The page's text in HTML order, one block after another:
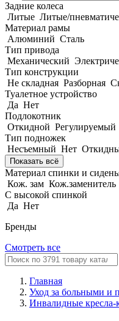
Задние колеса
Литые Литые/
Материал рамы
Алюминий Сталь
Тип привода
Механический
Тип конструкции
Не складная Разборная
Туалетное устройство
Да Нет
Подлокотник
Откидной Регулируемый
Тип подножек
Несъемный Нет
Показать всё
Материал спинки и
Кож. зам Кож.заменитель
С высокой спинкой
Да Нет
Бренды
Смотреть все
Главная
Уход за больными и
Инвалидные кресла-